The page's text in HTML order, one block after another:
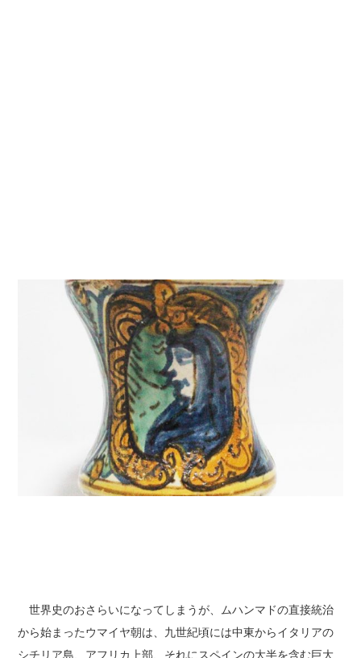
世界史のおさらいになってしまうが、ムハンマドの直接統治
から始まったウマイヤ朝は、九世紀頃には中東からイタリアの
シチリア島、アフリカ上部、それにスペインの大半を含む巨大